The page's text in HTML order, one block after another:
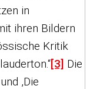
in
ihren Bildern
Kritik
[3] Die
,Die